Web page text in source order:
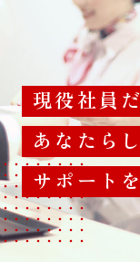
グランドスタッフ
レギュラー講座
客室乗務員コース
グランドスタッ
スタートアップ講
スタートアップ
現役社員
あなたら
サポートを